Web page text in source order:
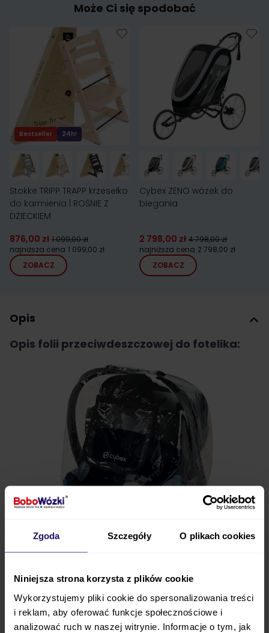
Zgoda Szczegóły O plikach cookies
Niniejsza strona korzysta z plików cookie
Wykorzystujemy pliki cookie do spersonalizowania treści
i reklam, aby oferować funkcje społecznościowe i
analizować ruch w naszej witrynie. Informacje o tym, jak
Może Ci się spodobać
Bestseller 24h!
Stokke TRIPP TRAPP krzesełko
do karmienia | ROŚNIE Z
DZIECKIEM
876,00 zł 1 099,00 zł
najniższa cena 1 099,00 zł
ZOBACZ
Cybex ZENO wózek do
biegania
2 798,00 zł 4 798,00 zł
najniższa cena 2 798,00 zł
ZOBACZ
Opis
Opis folii przeciwdeszczowej do fotelika:
Kiedy pada deszcz, a Ty musisz wyjąć maluszka z
Rozwiązaniem na te trudne momenty jestfolia
przeciwdeszczowa, która osłoni maleństwo przed